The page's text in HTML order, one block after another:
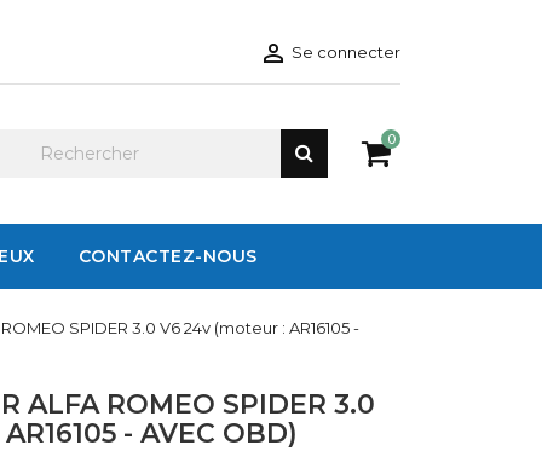
 Se connecter
0
CONTACTEZ-NOUS
SPIDER 3.0 V6 24v (moteur : AR16105 -
ALFA ROMEO SPIDER 3.0
- AVEC OBD)